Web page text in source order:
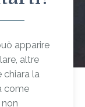
apparire
altre
chiara la
come